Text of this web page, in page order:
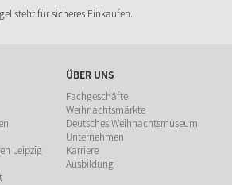
steht für sicheres Einkaufen.
Leipzig
ÜBER UNS
Fachgeschäfte
Weihnachtsmärkte
Deutsches Weihnachtsmuseum
Unternehmen
Karriere
Ausbildung